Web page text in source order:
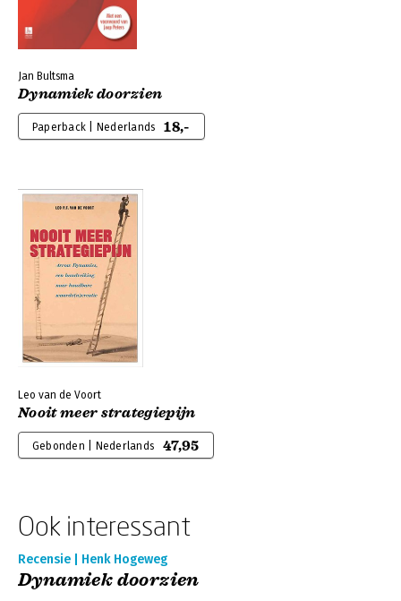
Jan Bultsma
Dynamiek doorzien
Paperback | Nederlands 18,-
Leo van de Voort
Nooit meer strategiepijn
Gebonden | Nederlands 47,95
Ook interessant
Recensie | Henk Hogeweg
Dynamiek doorzien